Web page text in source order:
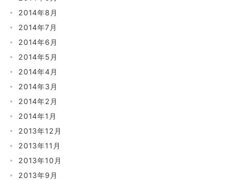
2014年8月
2014年7月
2014年6月
2014年5月
2014年4月
2014年3月
2014年2月
2014年1月
2013年12月
2013年11月
2013年10月
2013年9月